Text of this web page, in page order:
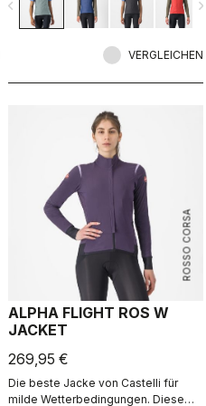
Mikrofaser-Gewebe wird kombiniert
mit einer Fütterung aus Polartec®
navigate_before
VERGLEICHEN
ROSSO CORSA
ALPHA FLIGHT ROS W
JACKET
269,95 €
Die beste Jacke von Castelli für
milde Wetterbedingungen. Diese